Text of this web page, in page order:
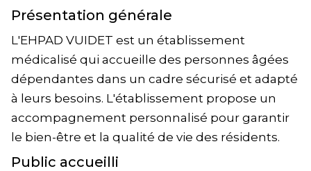
Présentation générale
L'EHPAD VUIDET est un établissement
médicalisé qui accueille des personnes âgées
dépendantes dans un cadre sécurisé et adapté
à leurs besoins. L'établissement propose un
accompagnement personnalisé pour garantir
le bien-être et la qualité de vie des résidents.
Public accueilli